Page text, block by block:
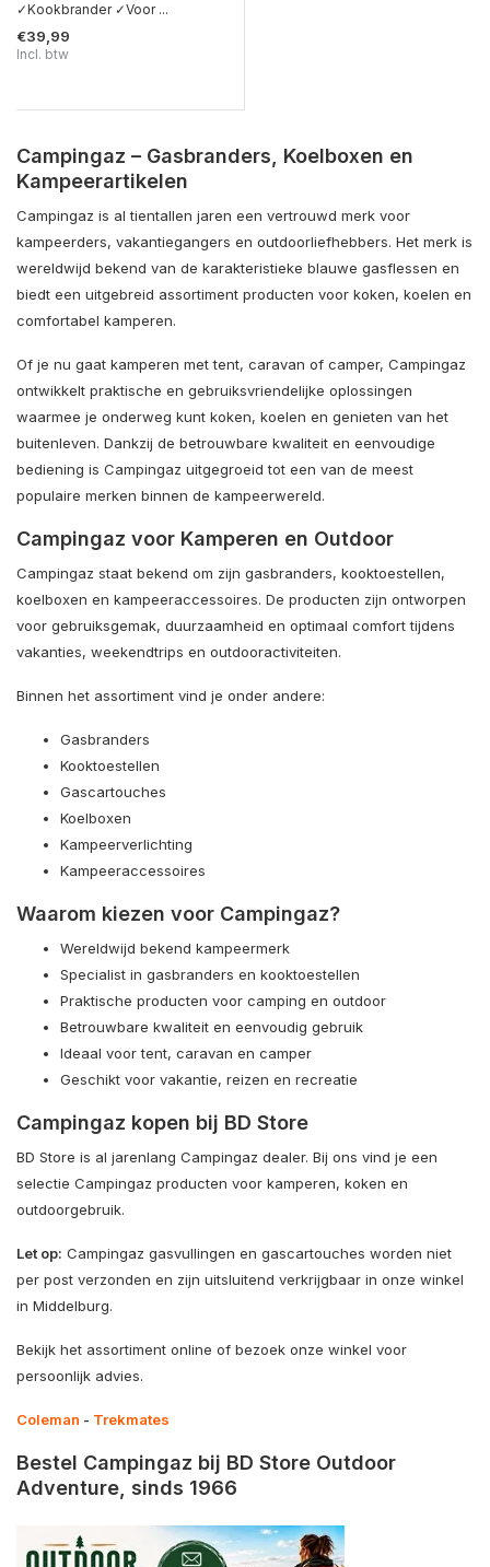
✓Kookbrander ✓Voor ...
€39,99
Incl. btw
Campingaz – Gasbranders, Koelboxen en
Kampeerartikelen
Campingaz is al tientallen jaren een vertrouwd merk voor
kampeerders, vakantiegangers en outdoorliefhebbers. Het merk is
wereldwijd bekend van de karakteristieke blauwe gasflessen en
biedt een uitgebreid assortiment producten voor koken, koelen en
comfortabel kamperen.
Of je nu gaat kamperen met tent, caravan of camper, Campingaz
ontwikkelt praktische en gebruiksvriendelijke oplossingen
waarmee je onderweg kunt koken, koelen en genieten van het
buitenleven. Dankzij de betrouwbare kwaliteit en eenvoudige
bediening is Campingaz uitgegroeid tot een van de meest
populaire merken binnen de kampeerwereld.
Campingaz voor Kamperen en Outdoor
Campingaz staat bekend om zijn gasbranders, kooktoestellen,
koelboxen en kampeeraccessoires. De producten zijn ontworpen
voor gebruiksgemak, duurzaamheid en optimaal comfort tijdens
vakanties, weekendtrips en outdooractiviteiten.
Binnen het assortiment vind je onder andere:
Gasbranders
Kooktoestellen
Gascartouches
Koelboxen
Kampeerverlichting
Kampeeraccessoires
Waarom kiezen voor Campingaz?
Wereldwijd bekend kampeermerk
Specialist in gasbranders en kooktoestellen
Praktische producten voor camping en outdoor
Betrouwbare kwaliteit en eenvoudig gebruik
Ideaal voor tent, caravan en camper
Geschikt voor vakantie, reizen en recreatie
Campingaz kopen bij BD Store
BD Store is al jarenlang Campingaz dealer. Bij ons vind je een
selectie Campingaz producten voor kamperen, koken en
outdoorgebruik.
Let op: Campingaz gasvullingen en gascartouches worden niet
per post verzonden en zijn uitsluitend verkrijgbaar in onze winkel
in Middelburg.
Bekijk het assortiment online of bezoek onze winkel voor
persoonlijk advies.
Coleman - Trekmates
Bestel Campingaz bij BD Store Outdoor
Adventure, sinds 1966